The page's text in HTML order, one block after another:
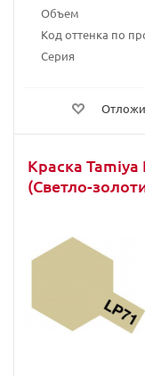
Объем
Код оттенка по
Серия
Краска Tamiya
(Светло-